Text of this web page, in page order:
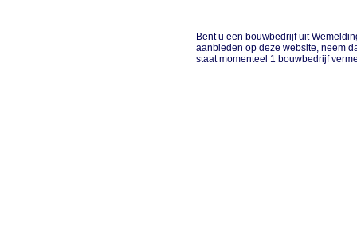
Bent u een bouwbedrijf uit
aanbieden op deze website, neem
staat momenteel 1 bouwbedrijf